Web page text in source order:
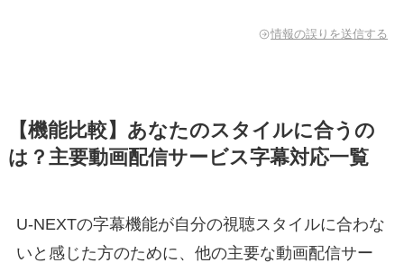
情報の誤りを送信する
【機能比較】あなたのスタイルに合うの
は？主要動画配信サービス字幕対応一覧
U-NEXTの字幕機能が自分の視聴スタイルに合わな
いと感じた方のために、他の主要な動画配信サー